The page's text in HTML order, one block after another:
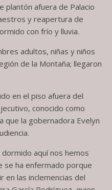
plantón afuera de Palacio
y reapertura de
con frío y lluvia.
adultos, niñas y niños
de la Montaña; llegaron
en el piso afuera del
conocido como
que la gobernadora Evelyn
aquí nos hemos
se ha enfermado porque
en las inclemencias del